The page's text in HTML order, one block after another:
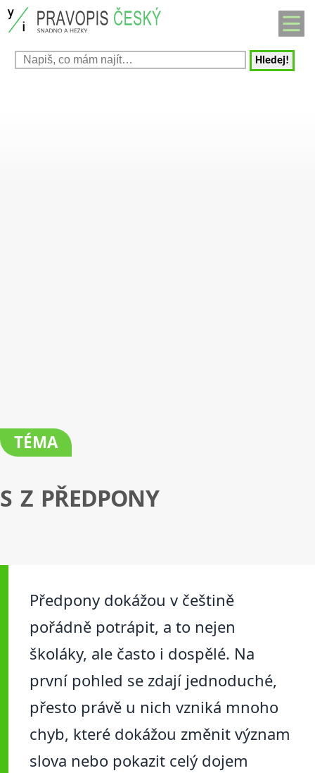
Hledej!
TÉMA
S Z PŘEDPONY
Předpony dokážou v češtině
pořádně potrápit, a to nejen
školáky, ale často i dospělé. Na
první pohled se zdají jednoduché,
přesto právě u nich vzniká mnoho
chyb, které dokážou změnit význam
slova nebo pokazit celý dojem